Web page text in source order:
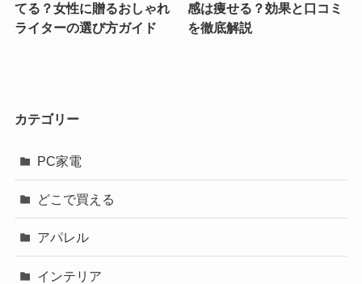
てる？女性に贈るおしゃれ
ライターの選び方ガイド
感は痩せる？効果と口コミ
を徹底解説
カテゴリー
PC家電
どこで買える
アパレル
インテリア